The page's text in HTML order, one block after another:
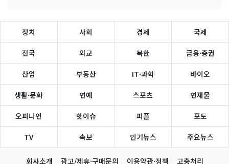
정치 사회 경제 국제
전국 외교 북한 금융·증권
산업 부동산 IT·과학 바이오
생활·문화 연예 스포츠 연재물
오피니언 핫이슈 피플 포토
TV 속보 인기뉴스 주요뉴스
회사소개 광고/제휴·구매문의 이용약관·정책 고충처리